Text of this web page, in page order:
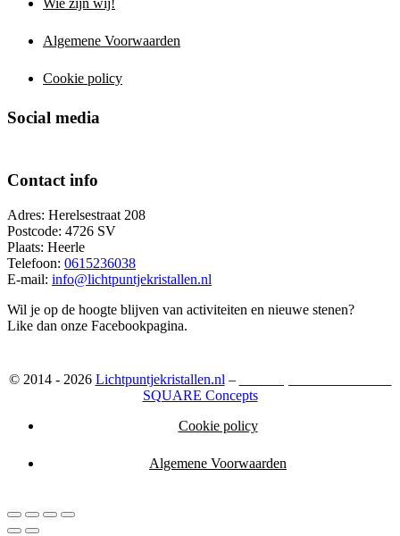
Wie zijn wij!
Algemene Voorwaarden
Cookie policy
Social media
Contact info
Adres: Herelsestraat 208
Postcode: 4726 SV
Plaats: Heerle
Telefoon: 0615236038
E-mail: info@lichtpuntjekristallen.nl
Wil je op de hoogte blijven van activiteiten en nieuwe stenen?
Like dan onze Facebookpagina.
© 2014 - 2026 Lichtpuntjekristallen.nl –
SQUARE Concepts
Cookie policy
Algemene Voorwaarden